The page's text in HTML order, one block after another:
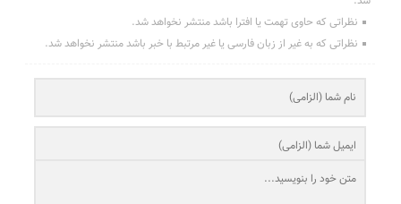
نظراتی که حاوی تهمت یا افترا باشد منتشر نخواهد شد.
نظراتی که به غیر از زبان فارسی یا غیر مرتبط با خبر باشد منتشر نخواهد شد.